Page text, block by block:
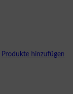
Produkte hinzufügen